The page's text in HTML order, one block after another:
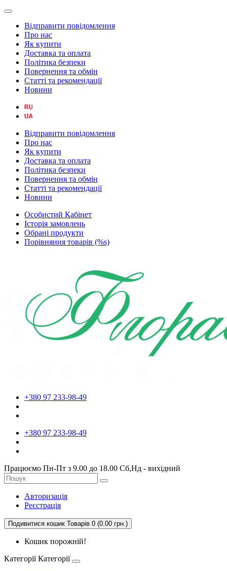
Відправити повідомлення
Про нас
Як купити
Доставка та оплата
Політика безпеки
Повернення та обмін
Статті та рекомендації
Новини
Відправити повідомлення
Про нас
Як купити
Доставка та оплата
Політика безпеки
Повернення та обмін
Статті та рекомендації
Новини
Особистий Кабінет
Історія замовлень
Обрані продукти
Порівняння товарів (%s)
+380 97 233-98-49
+380 97 233-98-49
Працюємо Пн-Пт з 9.00 до 18.00 Сб,Нд - вихідний
Авторизація
Реєстрація
Подивитися кошик Товарів 0 (0.00 грн.)
Кошик порожній!
Категорії Категорії